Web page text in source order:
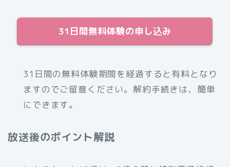
31日間無料体験の申し込み
31日間の無料体験期間を経過すると有料となり
ますのでご留意ください。解約手続きは、簡単
にできます。
放送後のポイント解説